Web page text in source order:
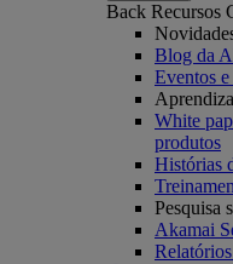
Back Recursos
Blog da
Eventos
White
produtos
Histórias
Pesquisa
Akamai